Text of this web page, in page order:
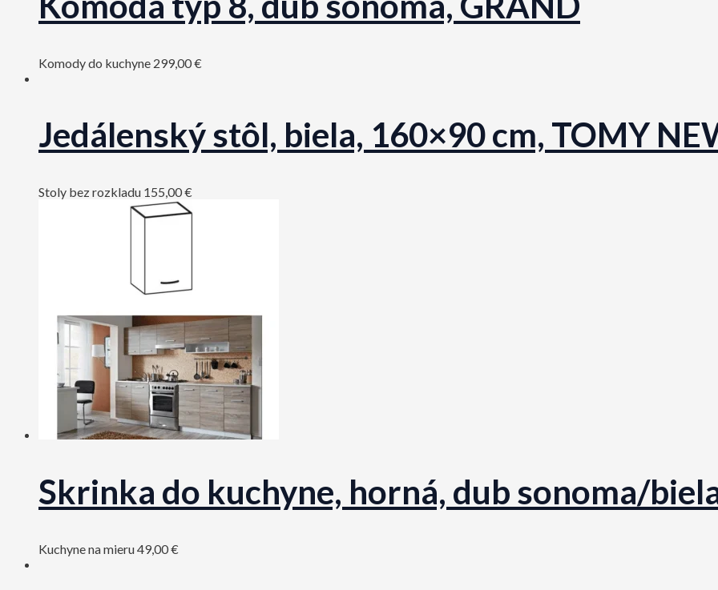
Komody do kuchyne 299,00€
Jedálenský stôl, biela, 160×90 cm, TOMY
Stoly bez rozkladu 155,00€
Skrinka do kuchyne, horná, dub sonoma/
Kuchyne na mieru49,00€